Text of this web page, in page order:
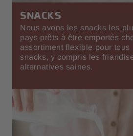
SNACKS
Nous avons les snacks les
pays prêts à être emportés
assortiment flexible pour tous
snacks, y compris les
alternatives saines.